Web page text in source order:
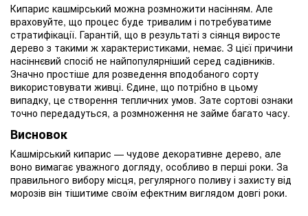
Кипарис кашмірський можна розмножити насінням. Але
враховуйте, що процес буде тривалим і потребуватиме
стратифікації. Гарантій, що в результаті з сіянця виросте
дерево з такими ж характеристиками, немає. З цієї причини
насіннєвий спосіб не найпопулярніший серед садівників.
Значно простіше для розведення вподобаного сорту
використовувати живці. Єдине, що потрібно в цьому
випадку, це створення тепличних умов. Зате сортові ознаки
точно передадуться, а розмноження не займе багато часу.
Висновок
Кашмірський кипарис — чудове декоративне дерево, але
воно вимагає уважного догляду, особливо в перші роки. За
правильного вибору місця, регулярного поливу і захисту від
морозів він тішитиме своїм ефектним виглядом довгі роки.